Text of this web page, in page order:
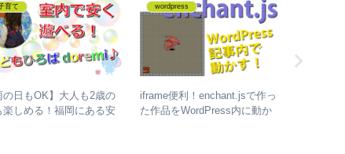
育て
の日もOK】大人も2歳の
楽しめる！福岡にある安
wordpress
iframe便利！enchant.jsで作っ
た作品をWordPress内に動か